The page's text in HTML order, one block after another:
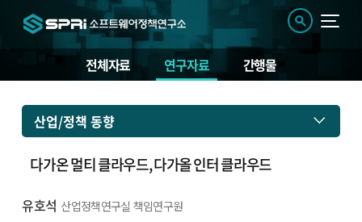
전체자료 연구자료 간행물
산업/정책 동향
다가온 멀티 클라우드, 다가올 인터 클라우드
유호석 산업정책연구실 책임연구원